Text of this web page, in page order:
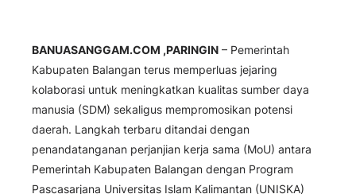
BANUASANGGAM.COM ,PARINGIN – Pemerintah
Kabupaten Balangan terus memperluas jejaring
kolaborasi untuk meningkatkan kualitas sumber daya
manusia (SDM) sekaligus mempromosikan potensi
daerah. Langkah terbaru ditandai dengan
penandatanganan perjanjian kerja sama (MoU) antara
Pemerintah Kabupaten Balangan dengan Program
Pascasarjana Universitas Islam Kalimantan (UNISKA)